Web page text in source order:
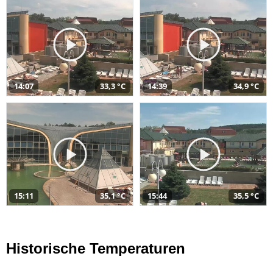
14:07 33,3 °C 14:39 34,9 °C
15:11 35,1 °C 15:44 35,5 °C
Historische Temperaturen